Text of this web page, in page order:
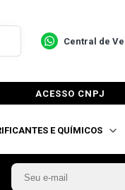
Central de
ACESSO CNPJ
E QUÍMICOS